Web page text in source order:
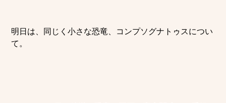
明日は、同じく小さな恐竜、コンプソグナトゥスについ
て。